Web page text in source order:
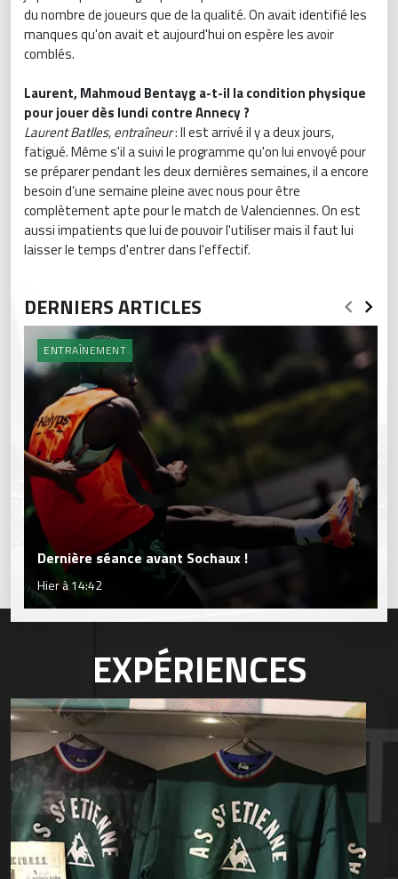
du nombre de joueurs que de la qualité. On avait identifié les
manques qu'on avait et aujourd'hui on espère les avoir
comblés.
Laurent, Mahmoud Bentayg a-t-il la condition physique
pour jouer dès lundi contre Annecy ?
Laurent Batlles, entraîneur: Il est arrivé il y a deux jours,
fatigué. Même s'il a suivi le programme qu'on lui envoyé pour
se préparer pendant les deux dernières semaines, il a encore
besoin d’une semaine pleine avec nous pour être
complètement apte pour le match de Valenciennes. On est
aussi impatients que lui de pouvoir l'utiliser mais il faut lui
laisser le temps d'entrer dans l'effectif.
DERNIERS ARTICLES
ENTRAÎNEMENT
Dernière séance avant Sochaux !
Hier à 14:42
EXPÉRIENCES